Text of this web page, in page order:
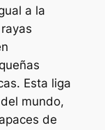
a la
Esta liga
mundo,
de